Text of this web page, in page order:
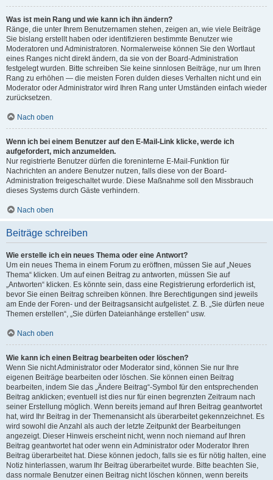
Was ist mein Rang und wie kann ich ihn ändern?
Ränge, die unter Ihrem Benutzernamen stehen, zeigen an, wie viele Beiträge
Sie bislang erstellt haben oder identifizieren bestimmte Benutzer wie
Moderatoren und Administratoren. Normalerweise können Sie den Wortlaut
eines Ranges nicht direkt ändern, da sie von der Board-Administration
festgelegt wurden. Bitte schreiben Sie keine sinnlosen Beiträge, nur um Ihren
Rang zu erhöhen — die meisten Foren dulden dieses Verhalten nicht und ein
Moderator oder Administrator wird Ihren Rang unter Umständen einfach wieder
zurücksetzen.
Nach oben
Wenn ich bei einem Benutzer auf den E-Mail-Link klicke, werde ich
aufgefordert, mich anzumelden.
Nur registrierte Benutzer dürfen die foreninterne E-Mail-Funktion für
Nachrichten an andere Benutzer nutzen, falls diese von der Board-
Administration freigeschaltet wurde. Diese Maßnahme soll den Missbrauch
dieses Systems durch Gäste verhindern.
Nach oben
Beiträge schreiben
Wie erstelle ich ein neues Thema oder eine Antwort?
Um ein neues Thema in einem Forum zu eröffnen, müssen Sie auf „Neues
Thema“ klicken. Um auf einen Beitrag zu antworten, müssen Sie auf
„Antworten“ klicken. Es könnte sein, dass eine Registrierung erforderlich ist,
bevor Sie einen Beitrag schreiben können. Ihre Berechtigungen sind jeweils
am Ende der Foren- und der Beitragsansicht aufgelistet. Z. B. „Sie dürfen neue
Themen erstellen“, „Sie dürfen Dateianhänge erstellen“ usw.
Nach oben
Wie kann ich einen Beitrag bearbeiten oder löschen?
Wenn Sie nicht Administrator oder Moderator sind, können Sie nur Ihre
eigenen Beiträge bearbeiten oder löschen. Sie können einen Beitrag
bearbeiten, indem Sie das „Ändere Beitrag“-Symbol für den entsprechenden
Beitrag anklicken; eventuell ist dies nur für einen begrenzten Zeitraum nach
seiner Erstellung möglich. Wenn bereits jemand auf Ihren Beitrag geantwortet
hat, wird Ihr Beitrag in der Themenansicht als überarbeitet gekennzeichnet. Es
wird sowohl die Anzahl als auch der letzte Zeitpunkt der Bearbeitungen
angezeigt. Dieser Hinweis erscheint nicht, wenn noch niemand auf Ihren
Beitrag geantwortet hat oder wenn ein Administrator oder Moderator Ihren
Beitrag überarbeitet hat. Diese können jedoch, falls sie es für nötig halten, eine
Notiz hinterlassen, warum Ihr Beitrag überarbeitet wurde. Bitte beachten Sie,
dass normale Benutzer einen Beitrag nicht löschen können, wenn bereits